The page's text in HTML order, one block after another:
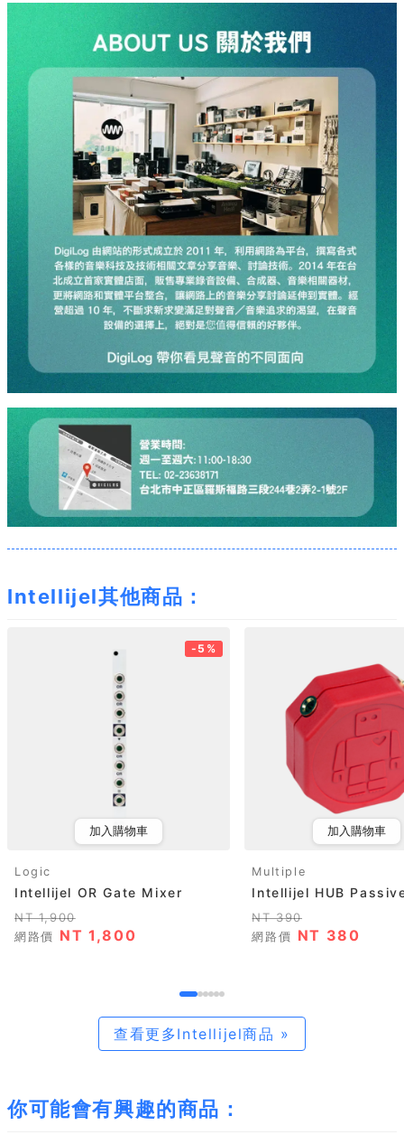
Intellijel其他商品：
-5%
加入購物車
Logic
Intellijel OR Gate Mixer
NT 1,900
網路價 NT 1,800
加入購物車
Multiple
Intellijel HUB
NT 390
網路價 NT 380
查看更多Intellijel商品 »
你可能會有興趣的商品：